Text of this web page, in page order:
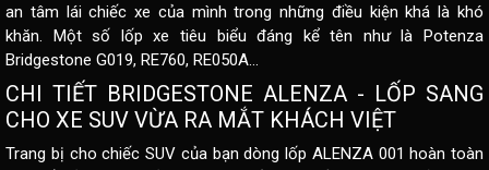
an tâm lái chiếc xe của mình trong những điều kiện khá là khó
khăn. Một số lốp xe tiêu biểu đáng kể tên như là Potenza
Bridgestone G019, RE760, RE050A…
CHI TIẾT BRIDGESTONE ALENZA - LỐP SANG
CHO XE SUV VỪA RA MẮT KHÁCH VIỆT
Trang bị cho chiếc SUV của bạn dòng lốp ALENZA 001 hoàn toàn